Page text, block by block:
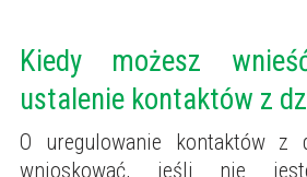
Kiedy możesz
ustalenie kontaktów z
O uregulowanie kontaktów z
wnioskować, jeśli nie